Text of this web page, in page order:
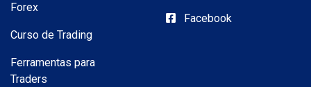
Forex
Curso de Trading
Ferramentas para
Traders
Facebook